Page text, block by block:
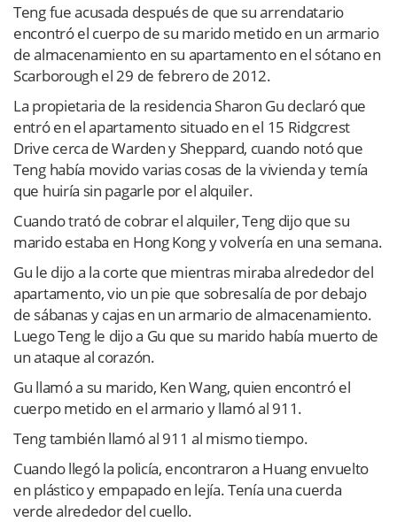
Teng fue acusada después de que su arrendatario
encontró el cuerpo de su marido metido en un armario
de almacenamiento en su apartamento en el sótano en
Scarborough el 29 de febrero de 2012.
La propietaria de la residencia Sharon Gu declaró que
entró en el apartamento situado en el 15 Ridgcrest
Drive cerca de Warden y Sheppard, cuando notó que
Teng había movido varias cosas de la vivienda y temía
que huiría sin pagarle por el alquiler.
Cuando trató de cobrar el alquiler, Teng dijo que su
marido estaba en Hong Kong y volvería en una semana.
Gu le dijo a la corte que mientras miraba alrededor del
apartamento, vio un pie que sobresalía de por debajo
de sábanas y cajas en un armario de almacenamiento.
Luego Teng le dijo a Gu que su marido había muerto de
un ataque al corazón.
Gu llamó a su marido, Ken Wang, quien encontró el
cuerpo metido en el armario y llamó al 911.
Teng también llamó al 911 al mismo tiempo.
Cuando llegó la policía, encontraron a Huang envuelto
en plástico y empapado en lejía. Tenía una cuerda
verde alrededor del cuello.